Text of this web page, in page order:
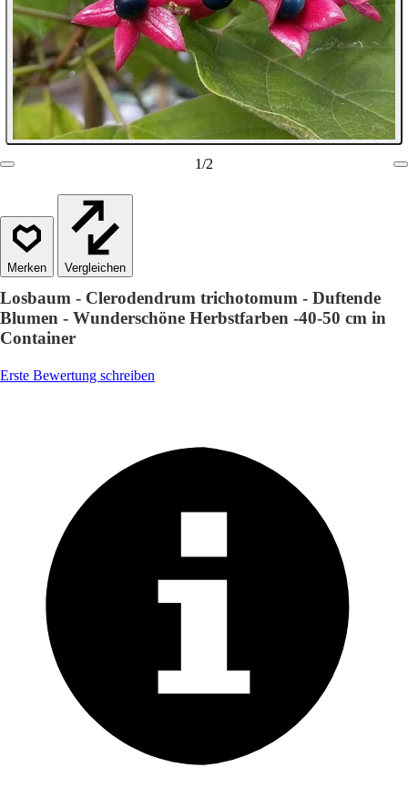
1/2
Vergleichen
Losbaum - Clerodendrum trichotomum - Duftende
Blumen - Wunderschöne Herbstfarben -40-50 cm in
Container
Erste Bewertung schreiben